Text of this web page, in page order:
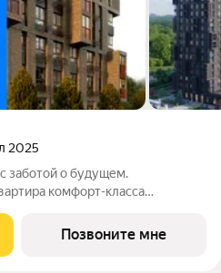
2025
заботой о будущем.
комфорт-класса
комплекса на
так и
Позвоните мне